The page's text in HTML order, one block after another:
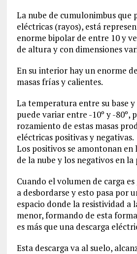
La nube de cumulonimbus que
eléctricas (rayos), está
enorme bipolar de entre 10 y
de altura y con dimensiones
En su interior hay un enorme
masas frías y calientes.
La temperatura entre su base
puede variar entre -10º y -80º,
rozamiento de estas masas
eléctricas positivas y negativas.
Los positivos se amontonan
de la nube y los negativos en
Cuando el volumen de carga
a desbordarse y esto pasa por
espacio donde la resistividad a
menor, formando de esta
es más que una descarga
Esta descarga va al suelo,